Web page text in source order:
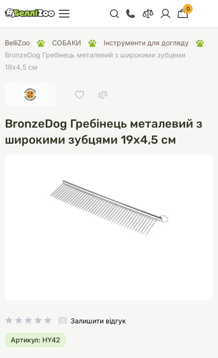
+38 (068) 300 91 91
Відділ продажу
+38 (068) 479 28
76
0
BelliZoo СОБАКИ
Інструменти для догляду
BronzeDog Гребінець металевий з широкими зубцями
19х4,5 см
BronzeDog Гребінець металевий з
широкими зубцями 19х4,5 см
Залишити відгук
Артикул: HY42